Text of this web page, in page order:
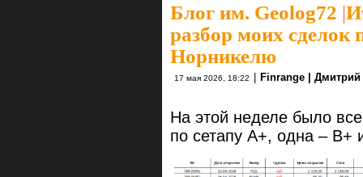
Блог им. Geolog72 |
разбор моих сделок
Норникелю
17 мая 2026, 18:22 Finrange |
На этой неделе было
по сетапу А+, одна – B+